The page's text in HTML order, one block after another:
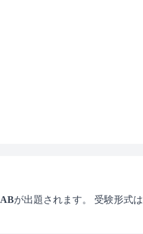
が出題されます。 受験形式は